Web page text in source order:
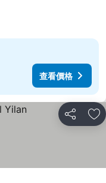
查看價格
分享 加